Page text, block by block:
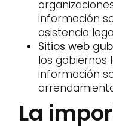
información
asistencia
Sitios web
los gobiernos
información
La